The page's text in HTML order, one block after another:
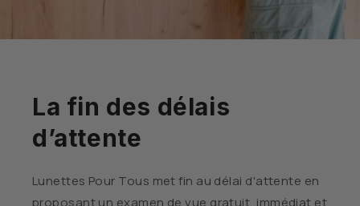
La fin des délais
d’attente
Lunettes Pour Tous met fin au délai d'attente en
proposant un examen de vue gratuit, immédiat et